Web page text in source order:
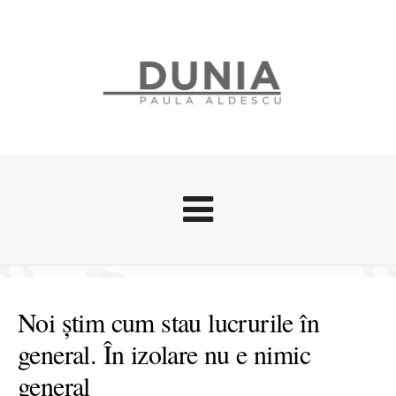
Stari afective
Zice Dunia
Călătorii
Noi știm cum stau lucrurile în
general. În izolare nu e nimic
general